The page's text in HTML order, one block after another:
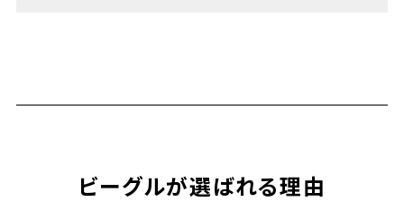
ビーグルが選ばれる理由